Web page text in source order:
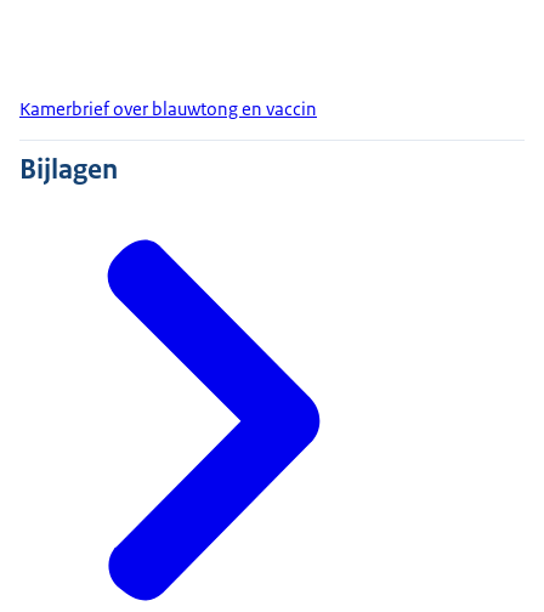
Kamerbrief over blauwtong en vaccin
Bijlagen